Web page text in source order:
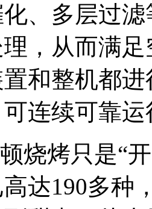
、多层过
，从而满
和整机都
连续可靠运
烧烤只是“
达190多种